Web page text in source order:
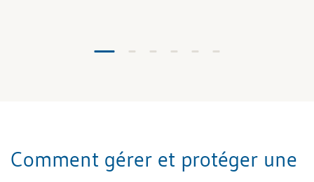
Comment gérer et protéger une